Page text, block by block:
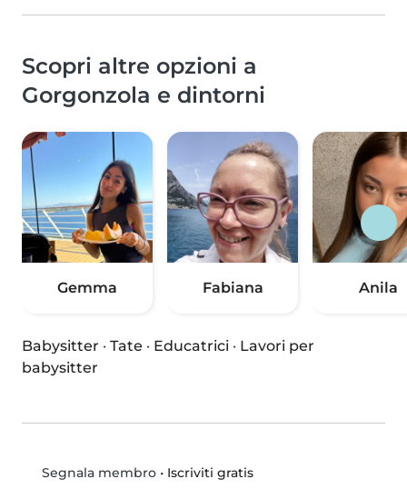
Scopri altre opzioni a
Gorgonzola e dintorni
Gemma Fabiana Anila
Babysitter · Tate · Educatrici · Lavori per
babysitter
Segnala membro• Iscriviti gratis